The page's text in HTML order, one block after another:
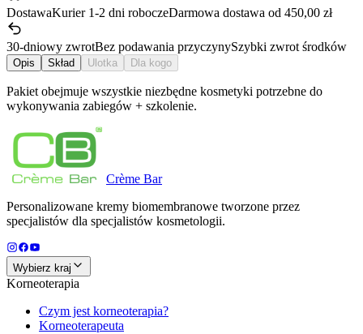
DostawaKurier 1-2 dni roboczeDarmowa dostawa od 450,00 zł
30-dniowy zwrotBez podawania przyczynySzybki zwrot środków
Opis Skład Ulotka Dla kogo
Pakiet obejmuje wszystkie niezbędne kosmetyki potrzebne do
wykonywania zabiegów + szkolenie.
Crème Bar
Personalizowane kremy biomembranowe tworzone przez
specjalistów dla specjalistów kosmetologii.
Wybierz kraj
Korneoterapia
Czym jest korneoterapia?
Korneoterapeuta